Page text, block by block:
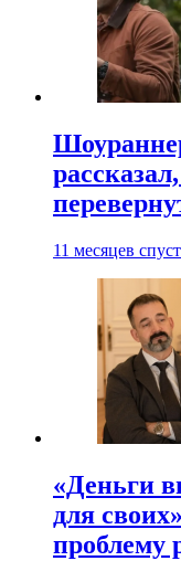
11 месяцев
«Деньги
для
проблему